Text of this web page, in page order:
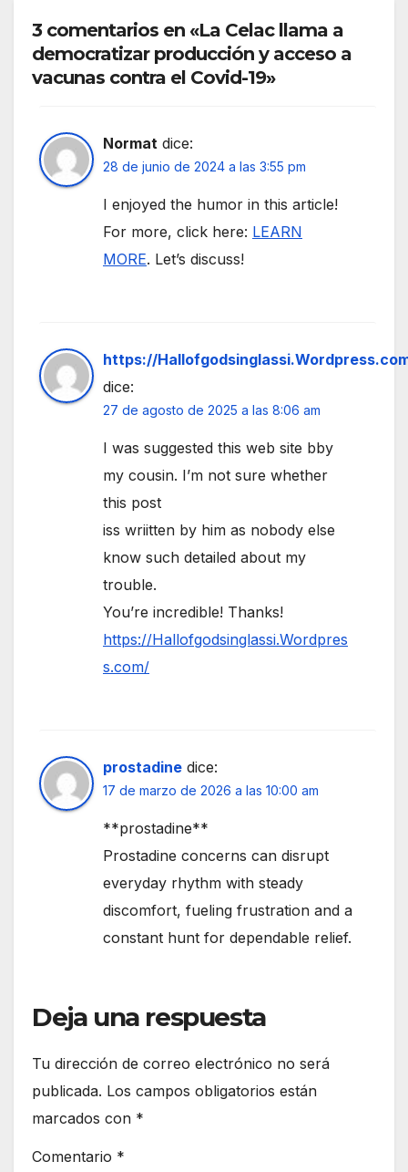
3 comentarios en «La Celac llama a
democratizar producción y acceso a
vacunas contra el Covid-19»
Normat dice:
28 de junio de 2024 a las 3:55 pm
I enjoyed the humor in this article!
For more, click here: LEARN
MORE. Let’s discuss!
https://
dice:
27 de agosto de 2025 a las 8:06 am
I was suggested this web site bby
my cousin. I’m not sure whether
this post
iss wriitten by him as nobody else
know such detailed about my
trouble.
You’re incredible! Thanks!
https://Hallofgodsinglassi.Wordpres
s.com/
prostadine dice:
17 de marzo de 2026 a las 10:00 am
**prostadine**
Prostadine concerns can disrupt
everyday rhythm with steady
discomfort, fueling frustration and a
constant hunt for dependable relief.
Deja una respuesta
Tu dirección de correo electrónico no será
publicada. Los campos obligatorios están
marcados con *
Comentario *